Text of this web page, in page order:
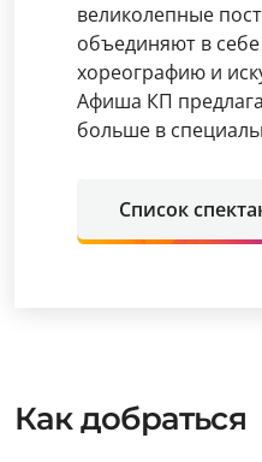
великолепные
объединяют в
хореографию и
Афиша КП
больше в
Список
Как добраться